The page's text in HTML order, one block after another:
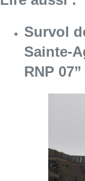
Survol
Sainte-
RNP